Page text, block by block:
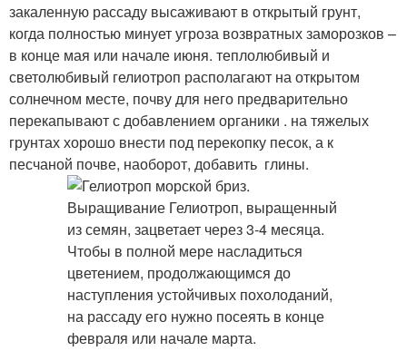
закаленную рассаду высаживают в открытый грунт,
когда полностью минует угроза возвратных заморозков –
в конце мая или начале июня. теплолюбивый и
светолюбивый гелиотроп располагают на открытом
солнечном месте, почву для него предварительно
перекапывают с добавлением органики . на тяжелых
грунтах хорошо внести под перекопку песок, а к
песчаной почве, наоборот, добавить глины.